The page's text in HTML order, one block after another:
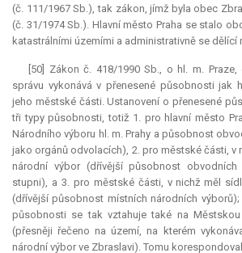
(č. 111/1967 Sb.), tak zákon, jímž byla obec
(č. 31/1974 Sb.). Hlavní město Praha se stalo
katastrálními územími a administrativně se dělící
[50] Zákon č. 418/1990 Sb., o hl. m.
správu vykonává v přenesené působnosti jak
jeho městské části. Ustanovení o přenesené
tři typy působnosti, totiž 1. pro hlavní město
Národního výboru hl. m. Prahy a působnost
jako orgánů odvolacích), 2. pro městské části, v
národní výbor (dřívější působnost
stupni), a 3. pro městské části, v nichž měl
(dřívější působnost místních národních
působnosti se tak vztahuje také na
(přesněji řečeno na území, na kterém
národní výbor ve Zbraslavi). Tomu